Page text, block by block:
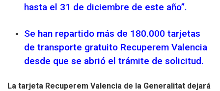
hasta el 31 de diciembre de este año”.
Se han repartido más de 180.000 tarjetas
de transporte gratuito Recuperem Valencia
desde que se abrió el trámite de solicitud.
La tarjeta Recuperem Valencia de la Generalitat dejará